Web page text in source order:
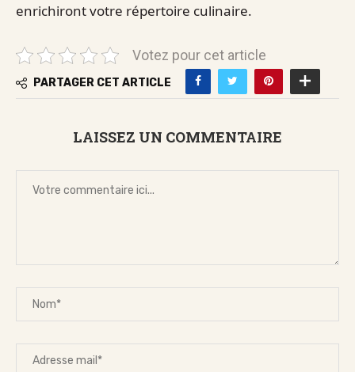
enrichiront votre répertoire culinaire.
Votez pour cet article
PARTAGER CET ARTICLE
LAISSEZ UN COMMENTAIRE